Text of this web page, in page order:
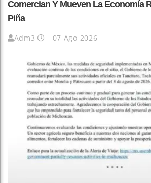
Comercian Y Mueven La Economía
Piña
Adm3 07 Ago 2026